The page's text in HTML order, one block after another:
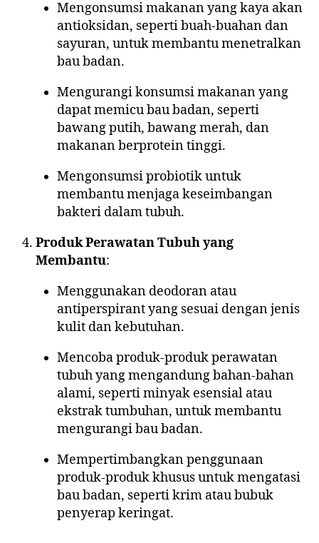
Mengonsumsi makanan yang kaya akan
antioksidan, seperti buah-buahan dan
sayuran, untuk membantu menetralkan
bau badan.
Mengurangi konsumsi makanan yang
dapat memicu bau badan, seperti
bawang putih, bawang merah, dan
makanan berprotein tinggi.
Mengonsumsi probiotik untuk
membantu menjaga keseimbangan
bakteri dalam tubuh.
Produk Perawatan Tubuh yang
Membantu:
Menggunakan deodoran atau
antiperspirant yang sesuai dengan jenis
kulit dan kebutuhan.
Mencoba produk-produk perawatan
tubuh yang mengandung bahan-bahan
alami, seperti minyak esensial atau
ekstrak tumbuhan, untuk membantu
mengurangi bau badan.
Mempertimbangkan penggunaan
produk-produk khusus untuk mengatasi
bau badan, seperti krim atau bubuk
penyerap keringat.